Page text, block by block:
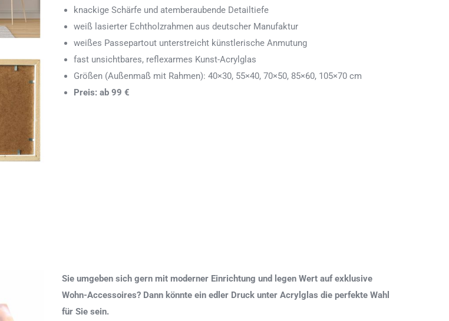
knackige Schärfe und atemberaubende Detailtiefe
weiß lasierter Echtholzrahmen aus deutscher Manufaktur
weißes Passepartout unterstreicht künstlerische Anmutung
fast unsichtbares, reflexarmes Kunst-Acrylglas
Größen (Außenmaß mit Rahmen): 40×30, 55×40, 70×50, 85×60, 105×70 cm
Preis: ab 99 €
Sie umgeben sich gern mit moderner Einrichtung und legen Wert auf exklusive
Wohn-Accessoires? Dann könnte ein edler Druck unter Acrylglas die perfekte Wahl
für Sie sein.